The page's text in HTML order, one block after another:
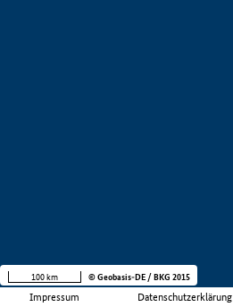
Impressum Datenschutzerklärung
100 km © Geobasis-DE / BKG 2015